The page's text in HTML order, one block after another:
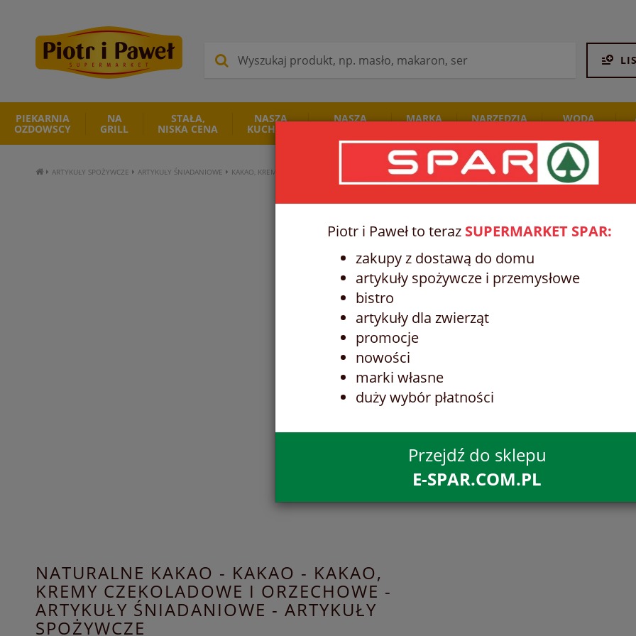
PIEKARNIA
OZDOWSCY
NA
GRILL
STAŁA,
NISKA CENA
NASZA
KUCHNIA
NASZA MARKA NARZĘDZIA WODA
ARTYKUŁY SPOŻYWCZE ARTYKUŁY ŚNIADANIOWE KAKAO, KREMY CZEKOLADOWE I ORZECHOWE KAKAO NATURALNE KAKAO
NATURALNE KAKAO - KAKAO - KAKAO,
KREMY CZEKOLADOWE I ORZECHOWE -
ARTYKUŁY ŚNIADANIOWE - ARTYKUŁY
SPOŻYWCZE
Piotr i Paweł to teraz SUPERMARKET SPAR:
zakupy z dostawą do domu
artykuły spożywcze i przemysłowe
bistro
artykuły dla zwierząt
promocje
nowości
marki własne
duży wybór płatności
Przejdź do sklepu
E-SPAR.COM.PL